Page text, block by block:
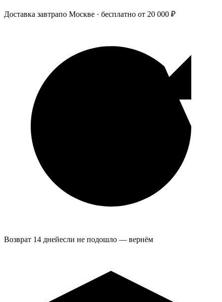
Доставка завтрапо Москве · бесплатно от 20 000 ₽
Возврат 14 днейесли не подошло — вернём